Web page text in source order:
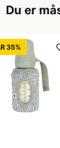
Du er
35%